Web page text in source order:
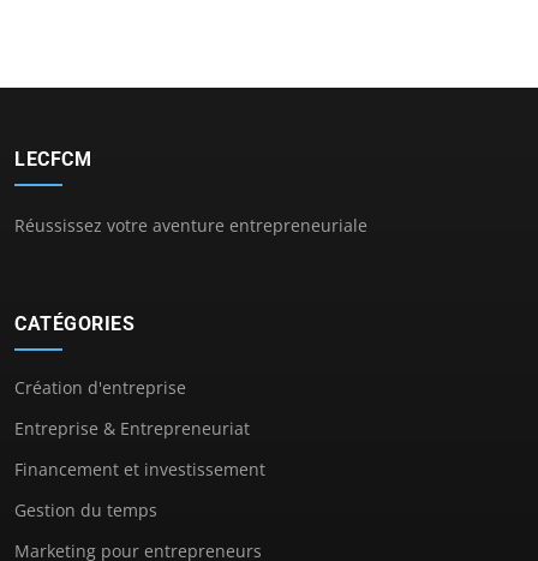
LECFCM
Réussissez votre aventure entrepreneuriale
CATÉGORIES
Création d'entreprise
Entreprise & Entrepreneuriat
Financement et investissement
Gestion du temps
Marketing pour entrepreneurs